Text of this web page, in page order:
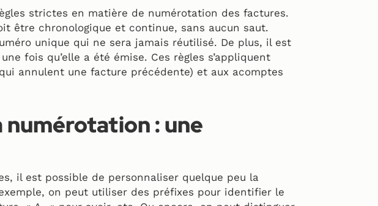
strictes en matière de numérotation des factures.
être chronologique et continue, sans aucun saut.
unique qui ne sera jamais réutilisé. De plus, il est
fois qu’elle a été émise. Ces règles s’appliquent
annulent une facture précédente) et aux acomptes
numérotation : une
il est possible de personnaliser quelque peu la
on peut utiliser des préfixes pour identifier le